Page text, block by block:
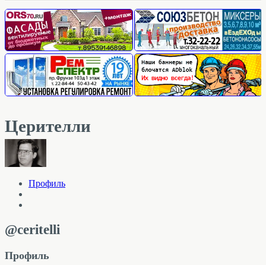
Церителли
Профиль
@ceritelli
Профиль